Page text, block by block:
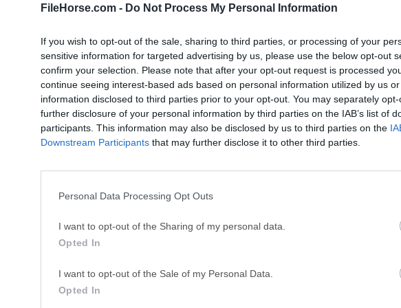
FileHorse.com - Do Not Process My Personal Information
If you wish to opt-out of the sale, sharing to third parties, or processing of your
sensitive information for targeted advertising by us, please use the below opt-out
confirm your selection. Please note that after your opt-out request is processed
continue seeing interest-based ads based on personal information utilized by us
information disclosed to third parties prior to your opt-out. You may separately
further disclosure of your personal information by third parties on the IAB’s list of
participants. This information may also be disclosed by us to third parties on the
Downstream Participants that may further disclose it to other third parties.
Personal Data Processing Opt Outs
I want to opt-out of the Sharing of my personal data.
Opted In
I want to opt-out of the Sale of my Personal Data.
Opted In
Opera 134.0 Build 5954.46 (64-bit... BlueStacks 10.42.251.1003 Adobe
LDPlayer
LDPlayer - Android Emulator
GTA 6
GTA 6 for PS5 CapCut
PC Repair
PC Repair Tool 2026
Hero Wars
Hero Wars - Online Action Game TradingView -
Halo: Campaign
Halo: Campaign Evolved
eFootball 2026
eFootball 2026
EA
EA SPORTS FC
Dxtory es un software de grabación de pantalla y captura de jugabilidad rico en
para usuarios de PC con Windows, particularmente jugadores y creadores de
por ExKode Co. Ltd., ha ganado popularidad por su completo conjunto de funciones
edición, diseñadas para satisfacer las demandas de las tareas de grabación y
calidad.Características PrincipalesMúltiples Flujos de AudioPermite a los usuarios